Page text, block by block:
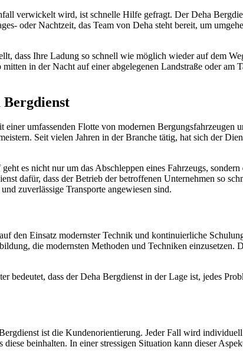
verwickelt wird, ist schnelle Hilfe gefragt. Der Deha
oder Nachtzeit, das Team von Deha steht bereit, um
dass Ihre Ladung so schnell wie möglich wieder auf dem
in der Nacht auf einer abgelegenen Landstraße oder
Bergdienst
einer umfassenden Flotte von modernen Bergungsfahrzeugen
Seit vielen Jahren in der Branche tätig, hat sich der
es nicht nur um das Abschleppen eines Fahrzeugs,
dafür, dass der Betrieb der betroffenen Unternehmen so
zuverlässige Transporte angewiesen sind.
den Einsatz modernster Technik und kontinuierliche
die modernsten Methoden und Techniken einzusetzen.
dass der Deha Bergdienst in der Lage ist, jedes
ist die Kundenorientierung. Jeder Fall wird
beinhalten. In einer stressigen Situation kann dieser